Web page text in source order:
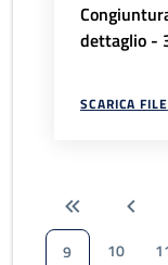
dettaglio -
SCARICA FILE
9
10